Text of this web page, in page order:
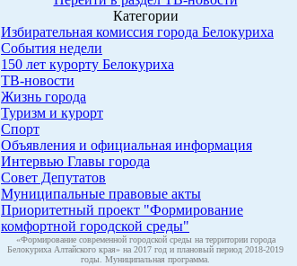
Категории
Избирательная комиссия города Белокуриха
События недели
150 лет курорту Белокуриха
ТВ-новости
Жизнь города
Туризм и курорт
Спорт
Объявления и официальная информация
Интервью Главы города
Совет Депутатов
Муниципальные правовые акты
Приоритетный проект "Формирование
комфортной городской среды"
«Формирование современной городской среды на территории города
Белокуриха Алтайского края» на 2017 год и плановый период 2018-2019
годы. Муниципальная программа.